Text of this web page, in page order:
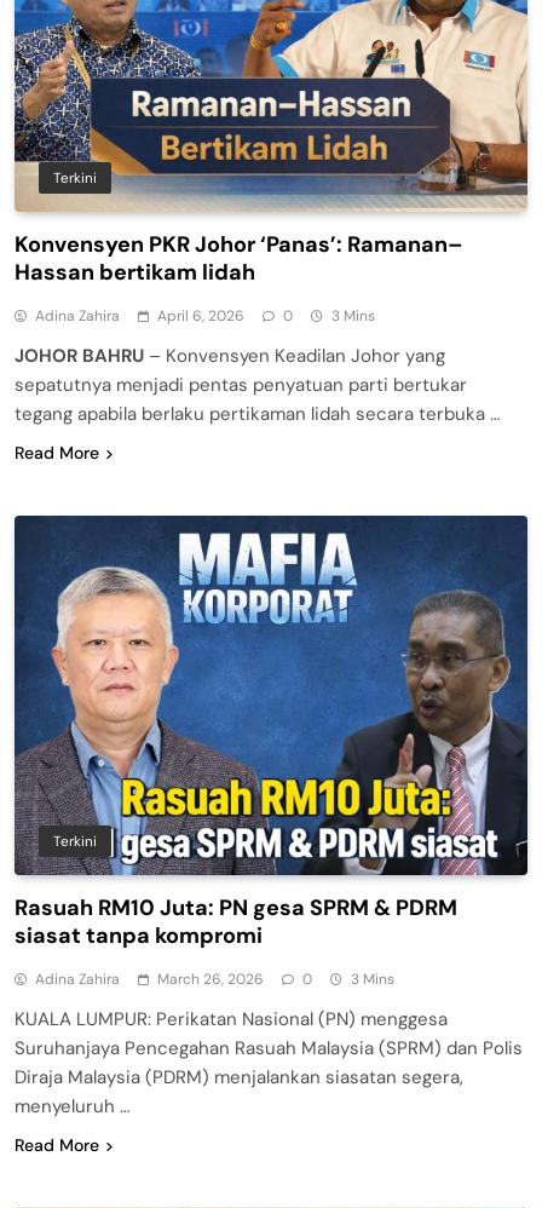
Terkini
Konvensyen PKR Johor ‘Panas’: Ramanan–
Hassan bertikam lidah
Adina Zahira April 6, 2026 0 3 Mins
JOHOR BAHRU – Konvensyen Keadilan Johor yang
sepatutnya menjadi pentas penyatuan parti bertukar
tegang apabila berlaku pertikaman lidah secara terbuka …
Read More
Terkini
Rasuah RM10 Juta: PN gesa SPRM & PDRM
siasat tanpa kompromi
Adina Zahira March 26, 2026 0 3 Mins
KUALA LUMPUR: Perikatan Nasional (PN) menggesa
Suruhanjaya Pencegahan Rasuah Malaysia (SPRM) dan Polis
Diraja Malaysia (PDRM) menjalankan siasatan segera,
menyeluruh …
Read More